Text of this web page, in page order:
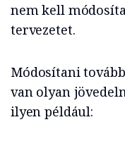
nem kell
tervezetet.
Módosítani
van olyan
ilyen például: